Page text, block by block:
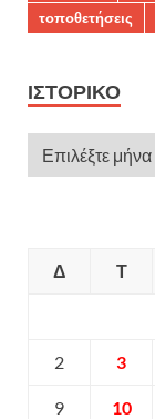
τοποθετήσεις
ΙΣΤΟΡΙΚΌ
Δ
Τ
2 3
9 10